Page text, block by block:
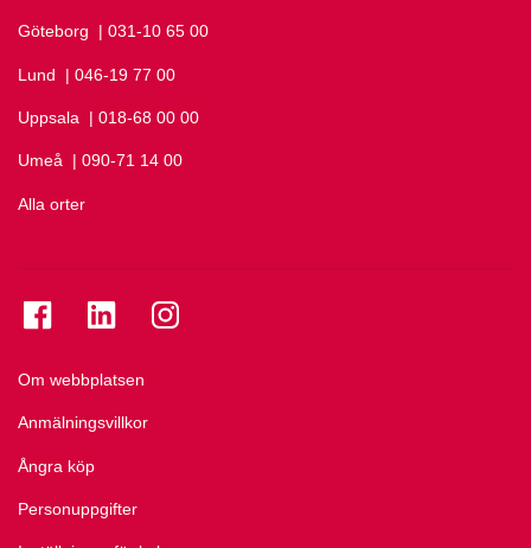
Göteborg Ring Göteborg på
| 031-10 65 00
Lund Ring Lund på
| 046-19 77 00
Uppsala Ring Uppsala på
| 018-68 00 00
Umeå Ring Umeå på
| 090-71 14 00
Alla orter
Om webbplatsen
Anmälningsvillkor
Ångra köp
Personuppgifter
Se folkuniversitetet på Facebook
Se folkuniversitetet på LinkedIn